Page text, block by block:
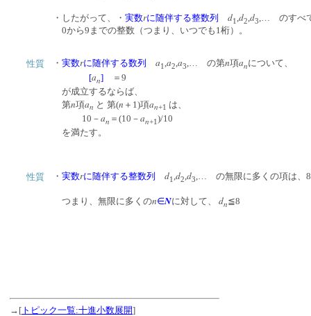
・したがって、・ 実数rに随伴する整数列 d1 d2 d3
,… のすべ
0から9までの整数（つまり、いつでも1桁）。
性質 ・ 実数rに随伴する数列 a1,a2,a3,… の第n項anについて、
[an] ＝9
が成立するならば、
第n項an と 第(n ＋1)項an+1 は、
10－ an ＝(10－ an+1)/10
を満たす。
性質 ・ 実数rに随伴する整数列 d1,d2,d3,… の無限に多くの項は、
つまり、無限に多くのn∈Nに対して、 dn≦8
→[ トピック一覧:十進小数展開]